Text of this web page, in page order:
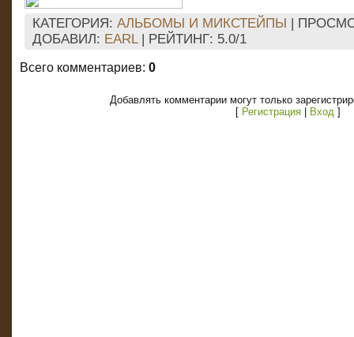
КАТЕГОРИЯ: АЛЬБОМЫ И МИКСТЕЙПЫ |
ДОБАВИЛ: EARL| РЕЙТИНГ: 5.0/1
Всего комментариев: 0
Добавлять комментарии могут только
[ Регистрация Вход ]